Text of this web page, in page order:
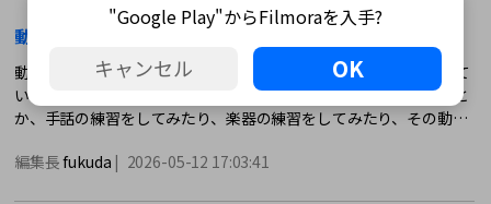
動画をスロー・倍速再生するソフトと方法
動画をスロー再生したり倍速再生するソフトとしていくつか挙げて
いこうと思います。画面に移った街頭インタビューの自分の姿だと
か、手話の練習をしてみたり、楽器の練習をしてみたり、その動画
フトを使って楽しんでみましょう。
編集長fukuda | 2026-05-12 17:03:41
"Google Play"からFilmoraを入手?
キャンセル OK